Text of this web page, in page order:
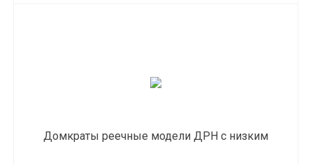
Домкраты реечные модели ДРН с низким